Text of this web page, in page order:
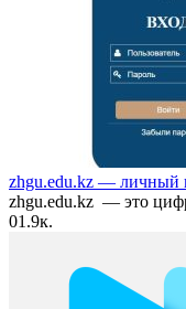
zhgu.edu.kz — личный
zhgu.edu.kz — это
01.9к.